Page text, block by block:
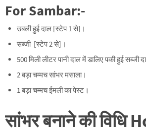
For Sambar:-
उबली हुई दाल [स्टेप 1 से]।
सब्जी [स्टेप 2 से]।
500 मिली लीटर पानी दाल में डालिए पकी हुई सब्जी
2 बड़ा चम्मच सांभर मसाला।
1 बड़ा चम्मच ईमली का पेस्ट।
सांभर बनाने की विधि